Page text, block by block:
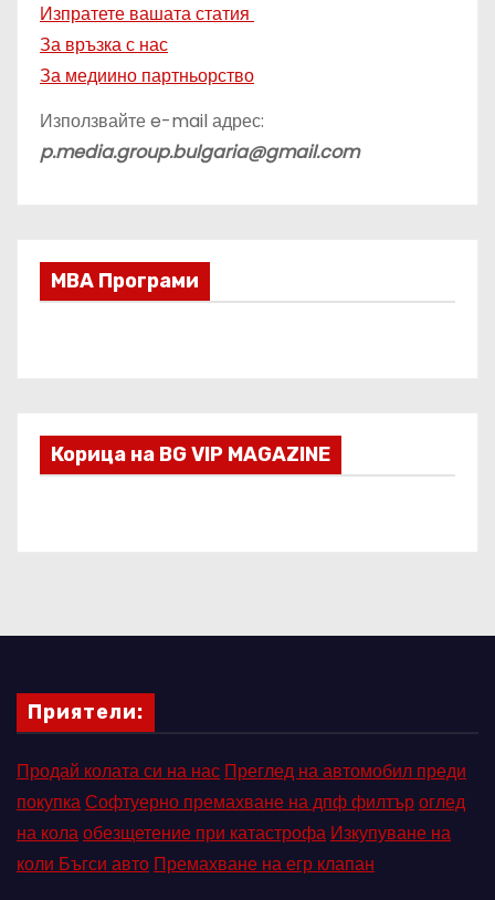
Изпратете вашата статия
За връзка с нас
За медиино партньорство
Използвайте e-mail адрес:
p.media.group.bulgaria@gmail.com
МВА Програми
Корица на BG VIP MAGAZINE
Приятели:
Продай колата си на нас Преглед на автомобил преди
покупкаСофтуерно премахване на дпф филтъроглед
на колаобезщетение при катастрофа Изкупуване на
коли Бъгси авто Премахване на егр клапан